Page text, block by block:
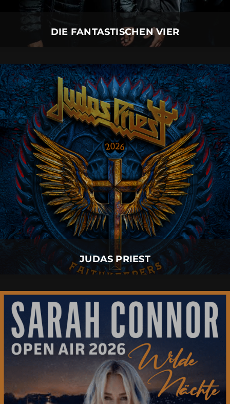
DIE FANTASTISCHEN VIER
Mehr Details
JUDAS PRIEST
JUDAS PRIEST
JUDAS PRIEST
06. August 2026 | Donnerstag | Neu-Ulm
Mehr Details
SARAH CONNOR
SARAH CONNOR
2026 | Freitag | Füssen